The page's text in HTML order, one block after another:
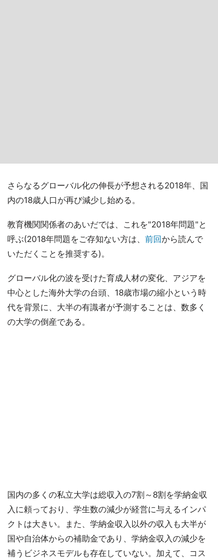
さらなるグローバル化の伸長が予想される2018年、国
内の18歳人口が再び減少し始める。
教育機関関係者のあいだでは、これを"2018年問題"と
呼ぶ(2018年問題をご存知ない方は、 前回 から読んで
いただくことを推奨する)。
グローバル化の波を受けた育成人材の変化、アジアを
中心とした海外大学の台頭、18歳市場の縮小という時
代を背景に、大半の有識者が予測することは、数多く
の大学の倒産である。
国内の多くの私立大学は総収入の7割～8割を学納金収
入に頼っており、学生数の減少が経営に与えるインパ
クトは大きい。また、学納金収入以外の収入も大半が
国や自治体からの補助金であり、学納金収入の減少を
補うビジネスモデルも存在していない。加えて、コス